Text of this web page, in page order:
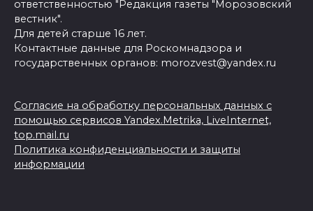
ответственностью "Редакция газеты "Морозовский
вестник".
Для детей старше 16 лет.
Контактные данные для Роскомнадзора и
государственных органов: morozvest@yandex.ru
Согласие на обработку персональных данных с
помощью сервисов Yandex.Metrika, LiveInternet,
top.mail.ru
Политика конфиденциальности и защиты
информации